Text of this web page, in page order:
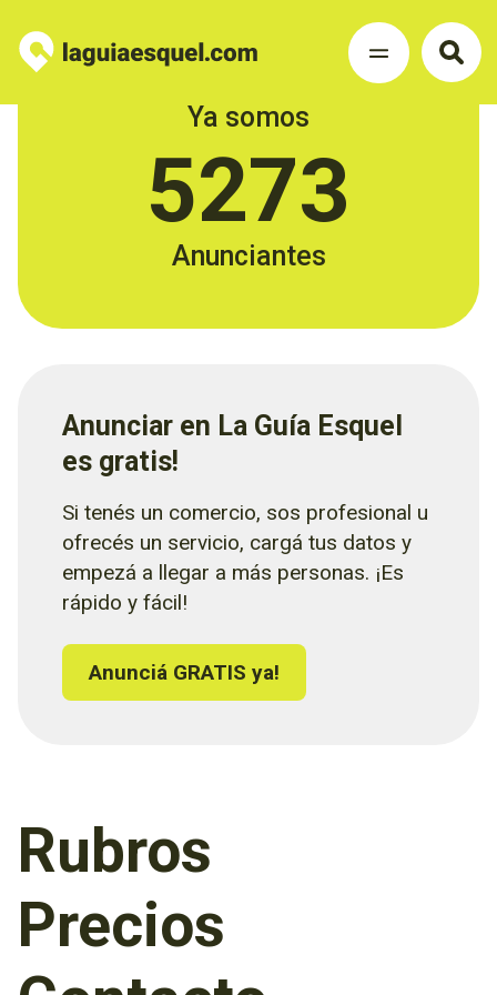
Ya somos
5273
Anunciantes
Anunciar en La Guía Esquel
es gratis!
Si tenés un comercio, sos profesional u
ofrecés un servicio, cargá tus datos y
empezá a llegar a más personas. ¡Es
rápido y fácil!
Anunciá GRATIS ya!
Rubros
Precios